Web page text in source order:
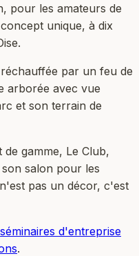
pour les amateurs de
unique, à dix
par un feu de
arborée avec vue
et son terrain de
gamme, Le Club,
salon pour les
pas un décor, c'est
séminaires d'entreprise
.